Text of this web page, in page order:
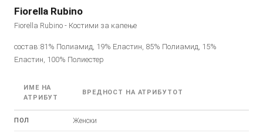
Fiorella Rubino
Fiorella Rubino - Костими за капење
состав:81% Полиамид, 19% Еластин, 85% Полиамид, 15%
Еластин, 100% Полиестер
ИМЕ НА
АТРИБУТ
ВРЕДНОСТ НА АТРИБУТОТ
ПОЛ Женски